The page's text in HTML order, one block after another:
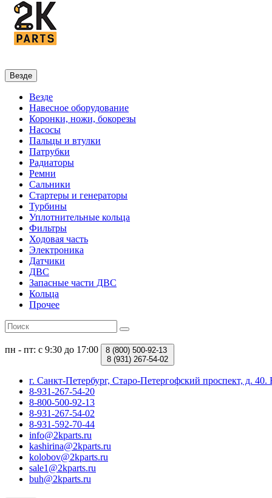
Везде
Везде
Навесное оборудование
Коронки, ножи, бокорезы
Насосы
Пальцы и втулки
Патрубки
Радиаторы
Ремни
Сальники
Стартеры и генераторы
Турбины
Уплотнительные кольца
Фильтры
Ходовая часть
Электроника
Датчики
ДВС
Запасные части ДВС
Кольца
Прочее
пн - пт: с 9:30 до 17:00 8 (800) 500-92-13
8 (931) 267-54-02
г. Санкт-Петербург, Старо-Петергофский проспект, д.
8-931-267-54-20
8-800-500-92-13
8-931-267-54-02
8-931-592-70-44
info@2kparts.ru
kashirina@2kparts.ru
kolobov@2kparts.ru
sale1@2kparts.ru
buh@2kparts.ru